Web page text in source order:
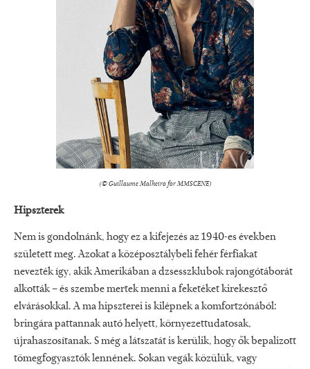
(© Guillaume Malheiro for MMSCENE)
Hipszterek
Nem is gondolnánk, hogy ez a kifejezés az 1940-es években
született meg. Azokat a középosztálybeli fehér férfiakat
nevezték így, akik Amerikában a dzsesszklubok rajongótáborát
alkották – és szembe mertek menni a feketéket kirekesztő
elvárásokkal. A ma hipszterei is kilépnek a komfortzónából:
bringára pattannak autó helyett, környezettudatosak,
újrahaszosítanak. S még a látszatát is kerülik, hogy ők bepalizott
tömegfogyasztók lennének. Sokan vegák közülük, vagy